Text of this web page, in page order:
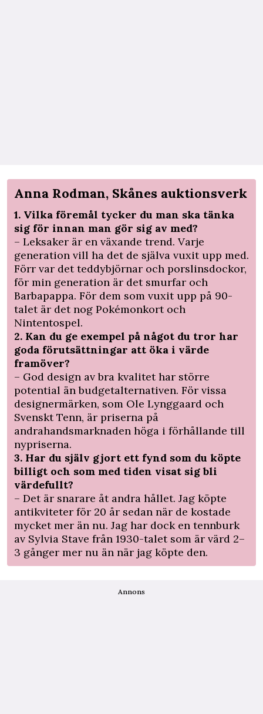
Anna Rodman, Skånes auktionsverk
1. Vilka föremål tycker du man ska tänka
sig för innan man gör sig av med?
– Leksaker är en växande trend. Varje
generation vill ha det de själva vuxit upp med.
Förr var det teddybjörnar och porslinsdockor,
för min generation är det smurfar och
Barbapappa. För dem som vuxit upp på 90-
talet är det nog Pokémonkort och
Nintentospel.
2. Kan du ge exempel på något du tror har
goda förutsättningar att öka i värde
framöver?
– God design av bra kvalitet har större
potential än budgetalternativen. För vissa
designer­märken, som Ole Lynggaard och
Svenskt Tenn, är priserna på
andrahandsmarknaden höga i förhållande till
nypriserna.
3. Har du själv gjort ett fynd som du köpte
billigt och som med tiden visat sig bli
värdefullt?
– Det är snarare åt andra hållet. Jag köpte
antikviteter för 20 år sedan när de kostade
mycket mer än nu. Jag har dock en tennburk
av Sylvia Stave från 1930-talet som är värd 2–
3 gånger mer nu än när jag köpte den.
Annons